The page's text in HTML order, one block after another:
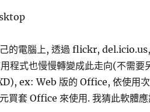
的電腦上, 透過 flickr,
程式也慢慢轉變成此走向(不需要
ex: Web 版的 Office, 依使用
買套 Office 來使用. 我猜此軟體